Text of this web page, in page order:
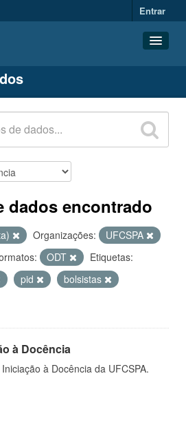
Entrar
dados encontrado
Organizações:
UFCSPA
ODT
Etiquetas:
pid
bolsistas
à Docência
à Docência da UFCSPA.